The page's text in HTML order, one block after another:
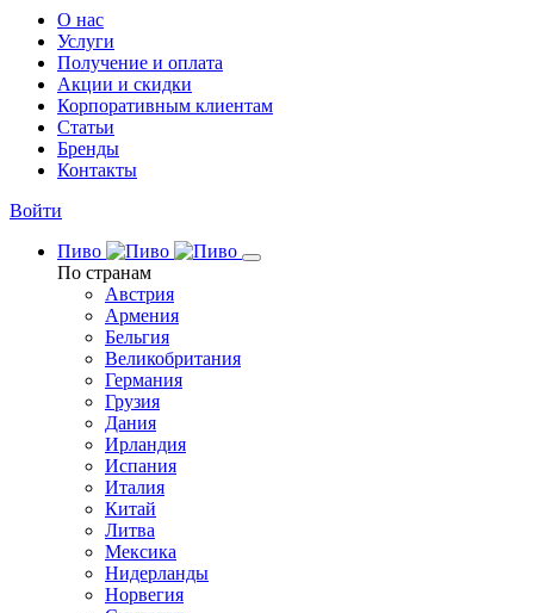
О нас
Услуги
Получение и оплата
Акции и скидки
Корпоративным клиентам
Статьи
Бренды
Контакты
Войти
Пиво
По странам
Австрия
Армения
Бельгия
Великобритания
Германия
Грузия
Дания
Ирландия
Испания
Италия
Китай
Литва
Мексика
Нидерланды
Норвегия